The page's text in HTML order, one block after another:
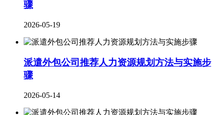
骤
2026-05-19
派遣外包公司推荐人力资源规划方法与实施步
骤
2026-05-14